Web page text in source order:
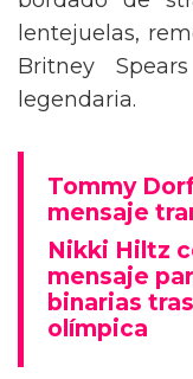
lentejuelas,
Britney
legendaria.
Tommy
mensaje
Nikki Hiltz
mensaje
binarias
olímpica